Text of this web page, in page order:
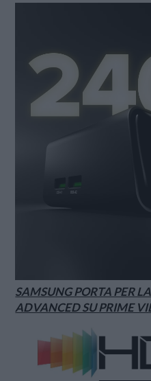
SAMSUNG PORTA PER
ADVANCED SU PRIME